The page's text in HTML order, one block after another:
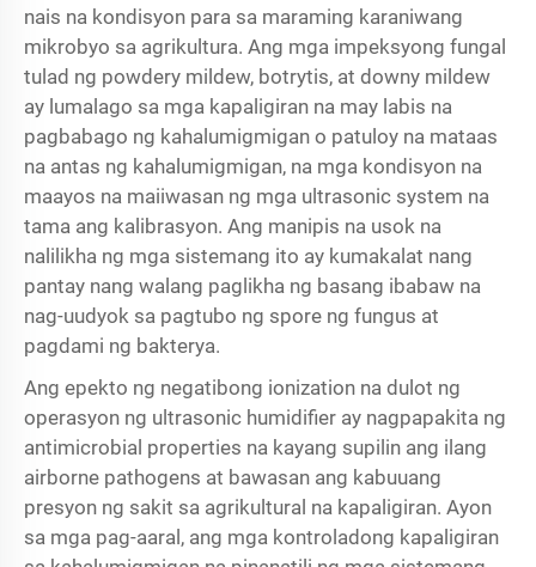
nais na kondisyon para sa maraming karaniwang
mikrobyo sa agrikultura. Ang mga impeksyong fungal
tulad ng powdery mildew, botrytis, at downy mildew
ay lumalago sa mga kapaligiran na may labis na
pagbabago ng kahalumigmigan o patuloy na mataas
na antas ng kahalumigmigan, na mga kondisyon na
maayos na maiiwasan ng mga ultrasonic system na
tama ang kalibrasyon. Ang manipis na usok na
nalilikha ng mga sistemang ito ay kumakalat nang
pantay nang walang paglikha ng basang ibabaw na
nag-uudyok sa pagtubo ng spore ng fungus at
pagdami ng bakterya.
Ang epekto ng negatibong ionization na dulot ng
operasyon ng ultrasonic humidifier ay nagpapakita ng
antimicrobial properties na kayang supilin ang ilang
airborne pathogens at bawasan ang kabuuang
presyon ng sakit sa agrikultural na kapaligiran. Ayon
sa mga pag-aaral, ang mga kontroladong kapaligiran